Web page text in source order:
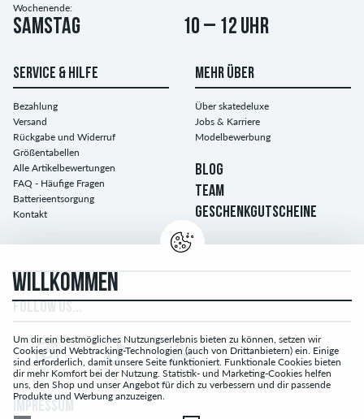
Wochenende:
Samstag 10 – 12 Uhr
SERVICE & HILFE
Bezahlung
Versand
Rückgabe und Widerruf
Größentabellen
Alle Artikelbewertungen
FAQ - Häufige Fragen
Batterieentsorgung
Kontakt
MEHR ÜBER
Über skatedeluxe
Jobs & Karriere
Modelbewerbung
BLOG
TEAM
GESCHENKGUTSCHEINE
WILLKOMMEN
Um dir ein bestmögliches Nutzungserlebnis bieten zu können, setzen wir
Cookies und Webtracking-Technologien (auch von Drittanbietern) ein. Einige
sind erforderlich, damit unsere Seite funktioniert. Funktionale Cookies bieten
dir mehr Komfort bei der Nutzung. Statistik- und Marketing-Cookies helfen
uns, den Shop und unser Angebot für dich zu verbessern und dir passende
Produkte und Werbung anzuzeigen.